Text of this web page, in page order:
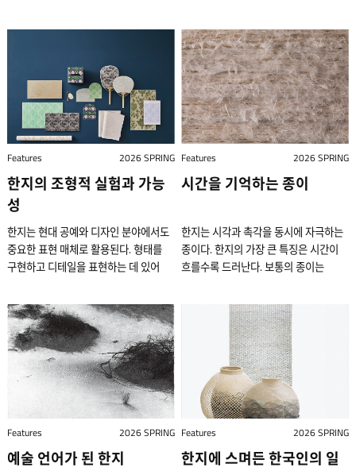
2022년 난로회라는 미식 커뮤니티를
비롯해 각계 전문가들이 이 모임에
다녀갔다. 지금까지 40회 이상, 600명
넘게 참여한 이 모임은 한식의 현재와
미래에 질문을 던지는 공론의 장이
되었다. 최 의장은 한 걸음 더 나아가
다음 세대의 한식 인재를 양성하고
위해, 이듬해 난로학원을 설립했다. 서울
조선호텔과 하얏트호텔 리젠시 퍼스
호주의 레스토랑에서 셰프로 활동했던
그녀는 2007년 전설적인 레스토랑으로
회자되는 스페인 엘 불리와
요리과학연구소 알리시아 재단에서
체계적으로 분석하는 안목을 길렀다.
이후 2010년부터 올해 봄까지는 국내
대표적 식품 기업 중 하나인 샘표의
‘우리맛연구중심'을 이끌며, 한식의
뿌리인 전통 장을 현대적으로 정립하는
연구에 매진해 왔다. 이곳은 과학적인
프로세스를 통해 다양한 관점에서
한식을 연구하는 기관이다. 그런가 하면
2023년에는 뉴욕의 미슐랭 2스타
장면은 창덕궁에서 헌종이 주관하여
거행한 의례를 묘사했다. ⓒ
국립중앙박물관 조선 왕실에서는
규모가 큰 연회를 ‘진연’ 또는 ‘진찬’이라
불렀다. 이는 왕과 왕대비(선왕의 비)·
왕비의 생일 전후에 열리는 잔치인데,
진연이 진찬에 비해 상대적으로
스케일이 컸다. 18세기 이후에는
진찬이라고 지칭했다. 진연 혹은 진찬이
것은 아니었다. 왕의 경우에는 즉위
20·30·40주년에, 생일은
20·30·40·50·60세가 되었을 때
치렀다. 또한 70세까지 장수한 남성
들어가면 이를 축하하는 연회도 열렸다.
기로소는 연로한 고위 관료들의 친목을
위해 설치된 기관으로, 조선 시대
관리들은 이곳에 들어가는 것을
영예롭게 여겼다. 성대하게 거행된
행사였기에 진연과 진찬에는 수많은
인원과 물자가 동원되었고, 경비도 매우
많이 들었다. 그래서 왕은 신하들의
요청을 거부하다가 세 번째 요청이
곳들이다. 프랑스나 이탈리아, 미국 등
음식이었다면 해외에서 굳이 한국
레스토랑에 시선을 둘 이유가 없다. 이
점은 한국 레스토랑의 장점이자
특별함이다. ‘숙수’는 조선 시대
궁중에서 음식을 담당하던 남성
자신의 성씨인 ‘권’과 ‘숙수’를 합쳐
레스토랑 이름을 짓고, 한식의 본질을
계승하겠다는 의지를 담았다. 소반에
방식으로 한식의 품격을 경험하게 하기
위한 의도적 장치이다. 권숙수 제공
서양식 고급 정찬인 파인 다이닝
20여 년 됐다. 2000년대 초중반 소득
수준이 높아지며 미식에 대한 대중의
관심이 커졌고, 그 시기 서구의 파인
다이닝 문화를 학습한 셰프들이 하나둘
독립형 레스토랑을 차리면서 국내 파인
다이닝 문화가 본격화됐다. 서양이나
같은 아시아권인 일본에 견줘 역사가
짧은 편이다. 하지만 짧은 역사에도 성장
안내서 ‘미슐랭 가이드’ 별점을 받은
한국의 식문화 또한 역동적인 변화의
흐름 속에서 성장해 왔다. 특히 최근에는
소수 계층을 중심으로 향유되던 파인
다이닝이 일반 대중의 관심을 끌며,
대중문화의 한 영역으로 자리 잡기
시작했다. 안성재 셰프는
샌프란시스코에서 경력을 시작해 현재
모수 서울은 2023년판 미슐랭 가이드
서울에서 별 3개를 획득했으며, 재료의
요리인 캐비아 쌀 타르트. 모수 제공
국내에서 파인 다이닝이 자리를 잡은
것은 그리 오래된 일이 아니다. 불과 몇
용어 자체도 낯설었다. 지금은 어떻게
됐을까? 서울에는 미슐랭 스타
레스토랑이 40곳이 넘고, 한국
셰프들은 글로벌 미식 무대에서 어깨를
나란히 한다. 국내 파인 다이닝 역사는
유럽이나 일본처럼 오랜 세월 다듬어진
미식 문화의 토대 위에 서있지는 않다.
하지만 응축된 서사를 써내려 가고 있는
파인 다이닝 신을 재편하고 있다는
Features 2026 SPRING
한지의 조형적 실험과 가능
성
한지는 현대 공예와 디자인 분야에서도
중요한 표현 매체로 활용된다. 형태를
구현하고 디테일을 표현하는 데 있어
유연하게 전달할 수 있기 때문이다.
이로써 한지는 고유의 문화유산을 넘어,
동시대 작가들의 재해석을 통해
현대인의 일상생활 속에 아름답게
스며들고 있다. 전통문화 연구소
온지음과 그래픽 디자인 스튜디오 fnt가
협업하여 제작한 한지 제품들. 한국 전통
이를 실크스크린 기법으로 한지에
인쇄했다. 온지음 제공, 사진 김잔듸
Features 2026 SPRING
시간을 기억하는 종이
한지는 시각과 촉각을 동시에 자극하는
종이다. 한지의 가장 큰 특징은 시간이
흐를수록 드러난다. 보통의 종이는
만든 한지는 오히려 섬유가 안정되며
질긴 내구성을 획득한다. 그래서 한지는
‘천년을 가는 종이’라는 수사를 넘어,
실제로 시간을 견디는 재료로
평가받는다. 닥나무 껍질이 원료인
한지는 국내 여러 지역에서 생산되며, 각
지역에는 대를 이어 전통 기법으로
한지는 저마다 물성과 쓰임새가 조금씩
다른데, 이는 기후와 토양, 수질 등
Features 2026 SPRING
예술 언어가 된 한지
Features 2026 SPRING
한지에 스며든 한국인의 일